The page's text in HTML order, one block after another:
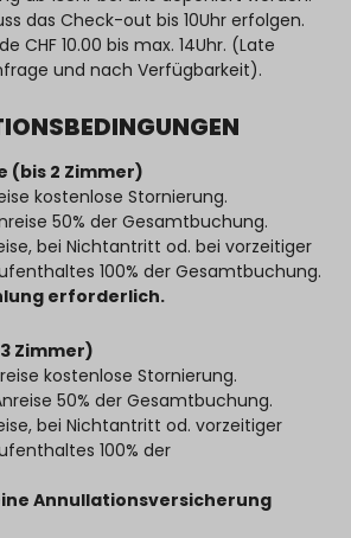
das Check-out bis 10Uhr erfolgen.
CHF 10.00 bis max. 14Uhr. (Late
und nach Verfügbarkeit).
(bis 2 Zimmer)
kostenlose Stornierung.
50% der Gesamtbuchung.
bei Nichtantritt od. bei vorzeitiger
100% der Gesamtbuchung.
erforderlich.
Zimmer)
kostenlose Stornierung.
50% der Gesamtbuchung.
bei Nichtantritt od. vorzeitiger
100% der
Annullationsversicherung